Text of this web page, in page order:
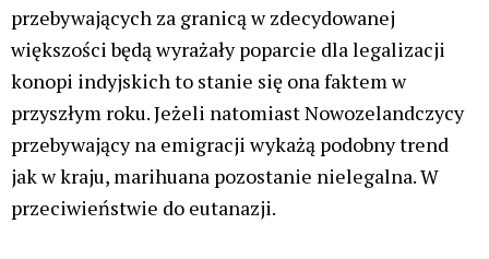
przebywających za granicą w zdecydowanej
większości będą wyrażały poparcie dla legalizacji
konopi indyjskich to stanie się ona faktem w
przyszłym roku. Jeżeli natomiast Nowozelandczycy
przebywający na emigracji wykażą podobny trend
jak w kraju, marihuana pozostanie nielegalna. W
przeciwieństwie do eutanazji.